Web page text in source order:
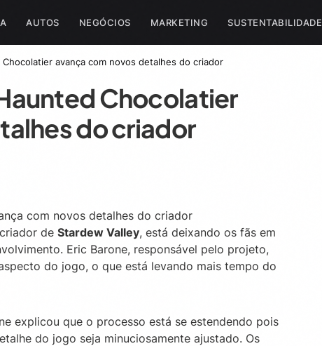
AUTOS NEGÓCIOS MARKETING SUSTENTABILIDADE
avança com novos detalhes do criador
Chocolatier
do criador
de Stardew Valley, está deixando os fãs em
Eric Barone, responsável pelo projeto,
do jogo, o que está levando mais tempo do
explicou que o processo está se estendendo pois
do jogo seja minuciosamente ajustado. Os